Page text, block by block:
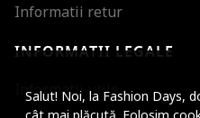
Salut! Noi, la Fashion Days,
Informatii retur
INFORMATII LEGALE
Informatii utile